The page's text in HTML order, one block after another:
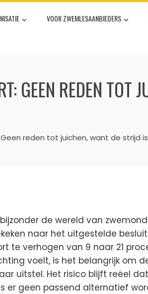
VOOR ZWEMLESAANBIEDERS
GEEN REDEN TOT
reden tot juichen, want de strijd
de wereld van
naar het uitgestelde
te verhogen van 9 naar 21
voelt, is het belangrijk om
uitstel. Het risico blijft reëel
er geen passend alternatief